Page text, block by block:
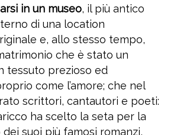
in un museo, il più antico
di una location
e, allo stesso tempo,
che è stato un
tessuto prezioso ed
come l’amore; che nel
scrittori, cantautori e poeti:
ha scelto la seta per la
suoi più famosi romanzi,